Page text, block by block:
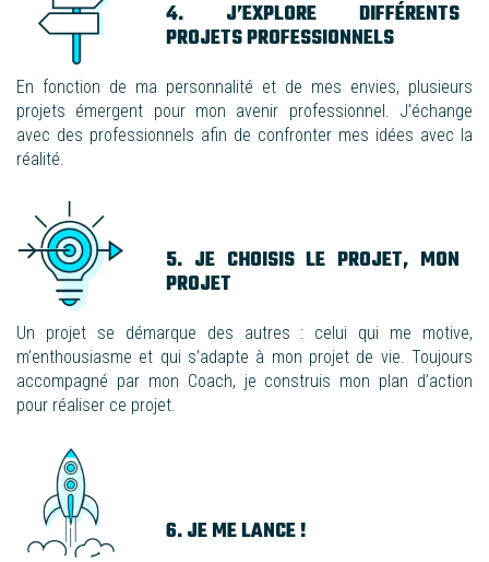
4. J’EXPLORE DIFFÉRENTS
PROJETS PROFESSIONNELS
En fonction de ma personnalité et de mes envies, plusieurs
projets émergent pour mon avenir professionnel. J'échange
avec des professionnels afin de confronter mes idées avec la
réalité.
5. JE CHOISIS LE PROJET, MON
PROJET
Un projet se démarque des autres : celui qui me motive,
m’enthousiasme et qui s’adapte à mon projet de vie. Toujours
accompagné par mon Coach, je construis mon plan d’action
pour réaliser ce projet.
6. JE ME LANCE !